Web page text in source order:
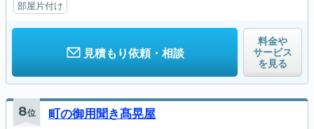
部屋片付け
見積もり依頼・相談
料金や
サービス
を見る
8位 町の御用聞き髙晃屋